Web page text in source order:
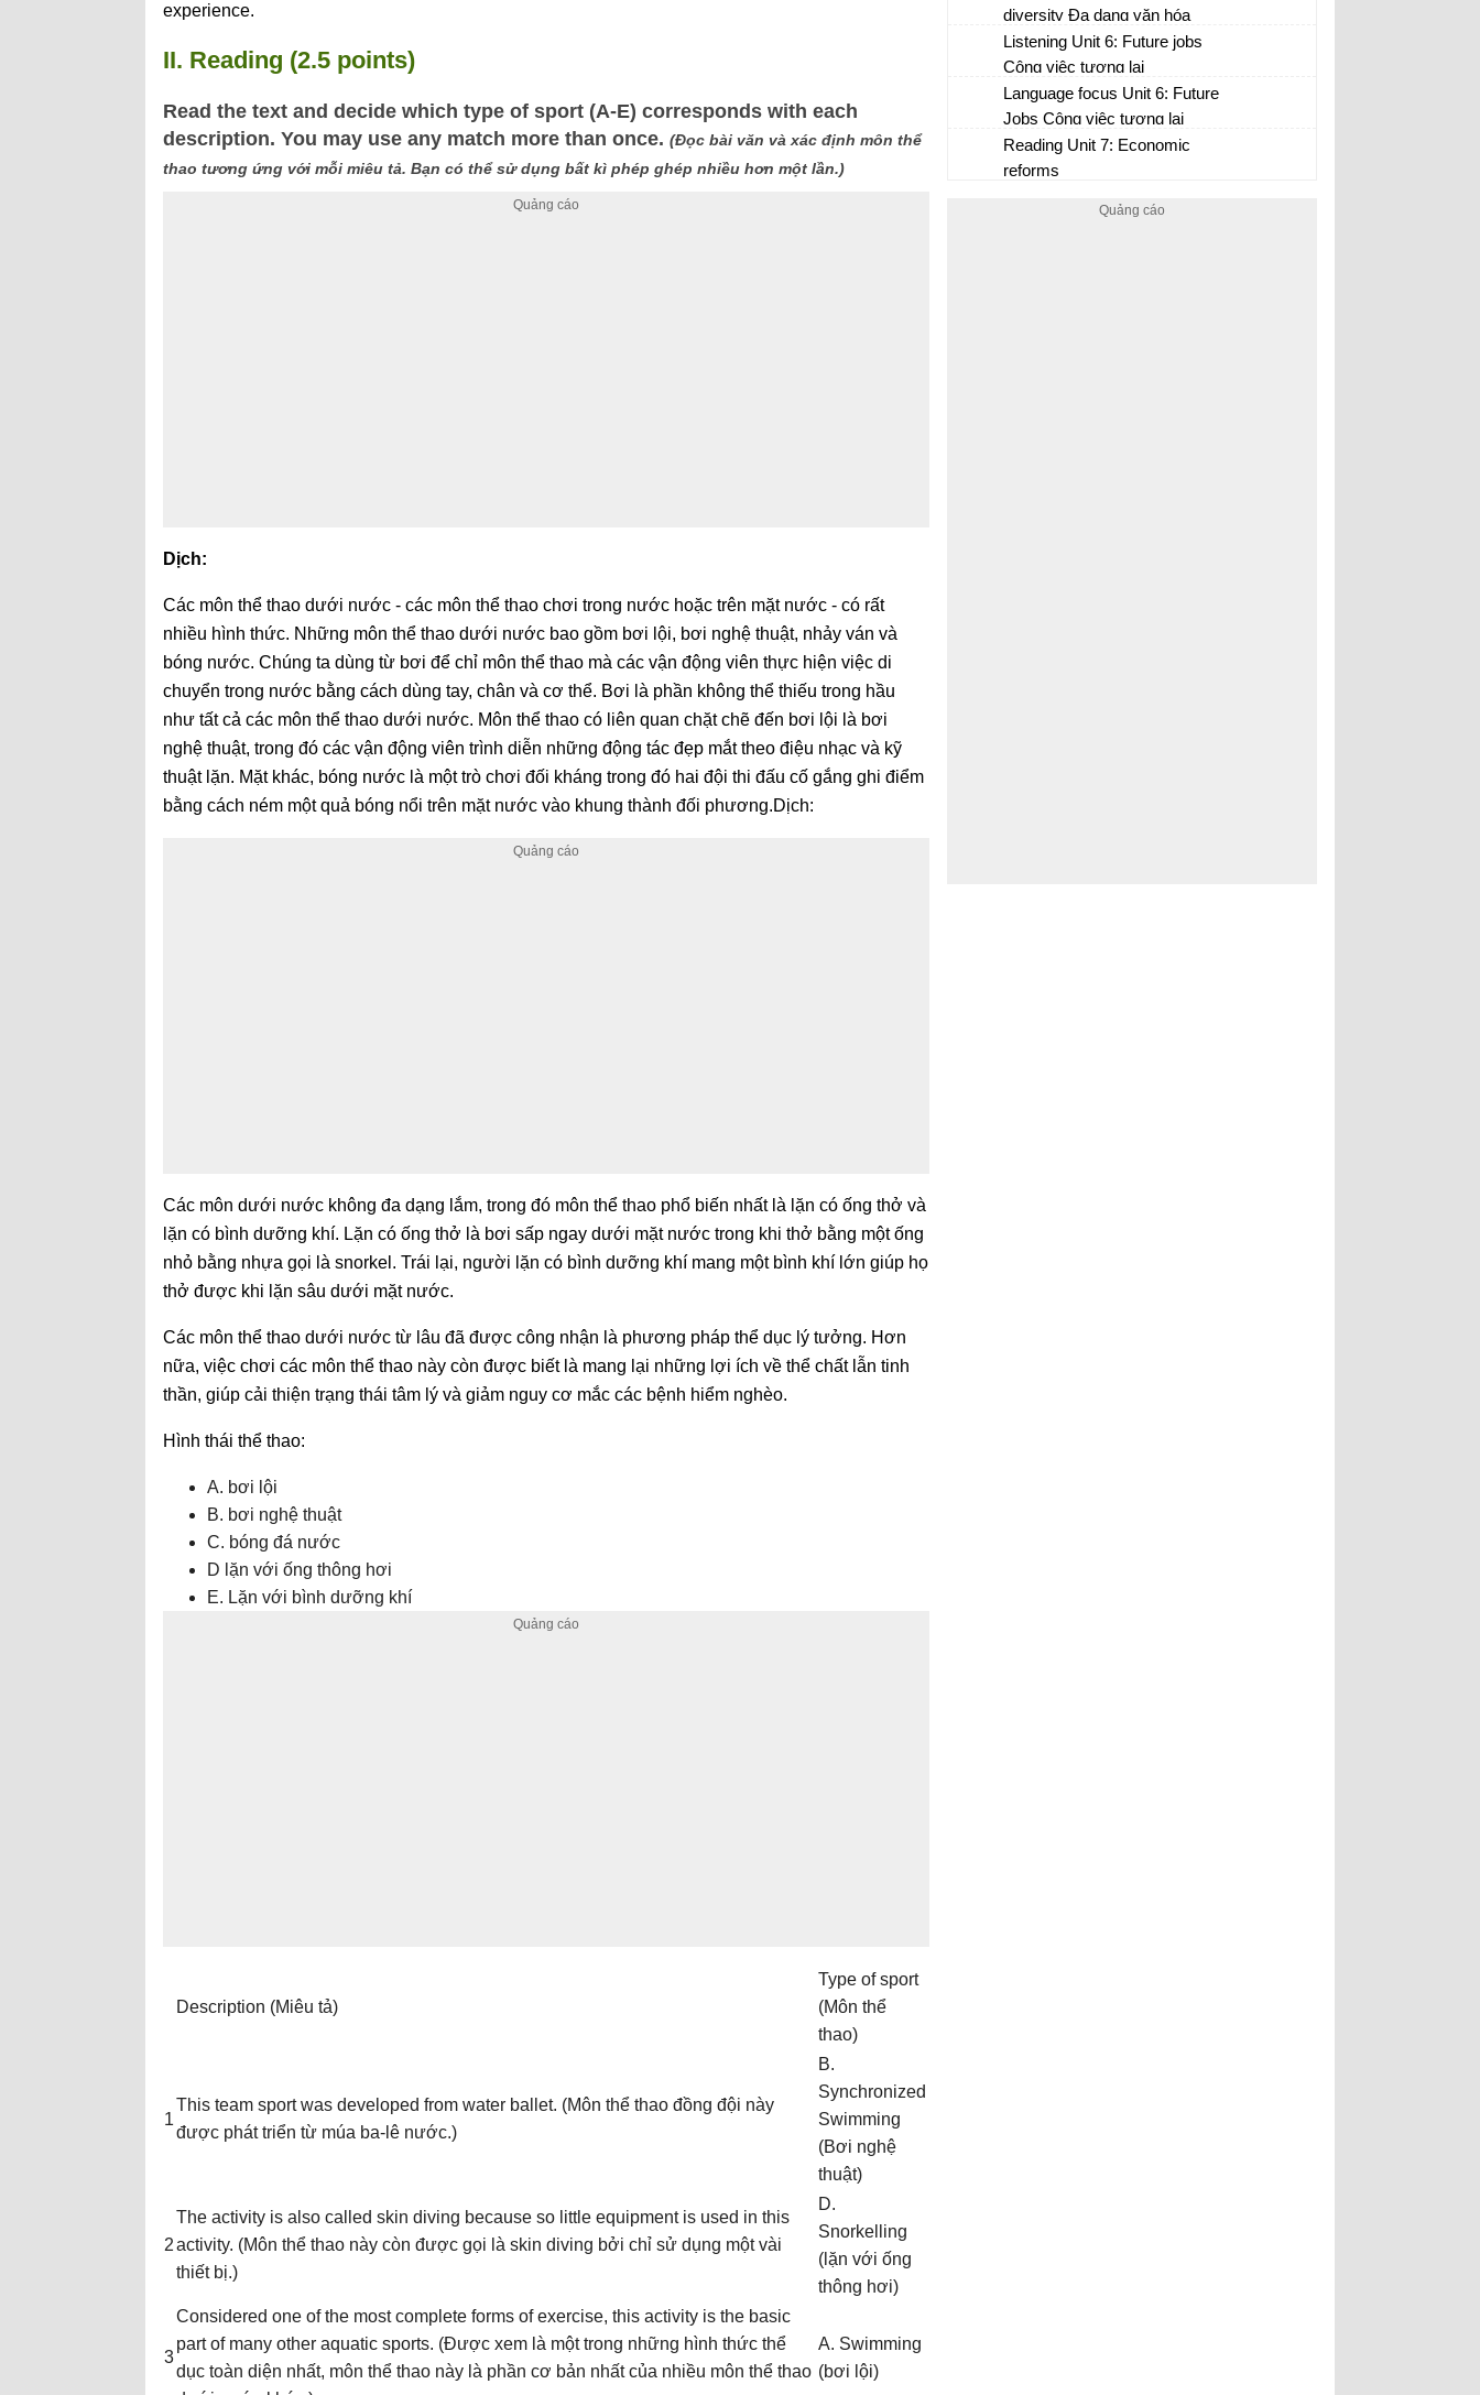
experience.
II. Reading (2.5 points)
Read the text and decide which type of sport (A-E) corresponds with each
description. You may use any match more than once. (Đọc bài văn và xác định môn thể
thao tương ứng với mỗi miêu tả. Bạn có thể sử dụng bất kì phép ghép nhiều hơn một lần.)
Dịch:
Các môn thể thao dưới nước - các môn thể thao chơi trong nước hoặc trên mặt nước - có rất
nhiều hình thức. Những môn thể thao dưới nước bao gồm bơi lội, bơi nghệ thuật, nhảy ván và
bóng nước. Chúng ta dùng từ bơi để chỉ môn thể thao mà các vận động viên thực hiện việc di
chuyển trong nước bằng cách dùng tay, chân và cơ thể. Bơi là phần không thể thiếu trong hầu
như tất cả các môn thể thao dưới nước. Môn thể thao có liên quan chặt chẽ đến bơi lội là bơi
nghệ thuật, trong đó các vận động viên trình diễn những động tác đẹp mắt theo điệu nhạc và kỹ
thuật lặn. Mặt khác, bóng nước là một trò chơi đối kháng trong đó hai đội thi đấu cố gắng ghi điểm
bằng cách ném một quả bóng nổi trên mặt nước vào khung thành đối phương.Dịch:
Các môn dưới nước không đa dạng lắm, trong đó môn thể thao phổ biến nhất là lặn có ống thở và
lặn có bình dưỡng khí. Lặn có ống thở là bơi sấp ngay dưới mặt nước trong khi thở bằng một ống
nhỏ bằng nhựa gọi là snorkel. Trái lại, người lặn có bình dưỡng khí mang một bình khí lớn giúp họ
thở được khi lặn sâu dưới mặt nước.
Các môn thể thao dưới nước từ lâu đã được công nhận là phương pháp thể dục lý tưởng. Hơn
nữa, việc chơi các môn thể thao này còn được biết là mang lại những lợi ích về thể chất lẫn tinh
thần, giúp cải thiện trạng thái tâm lý và giảm nguy cơ mắc các bệnh hiểm nghèo.
Hình thái thể thao:
A. bơi lội
B. bơi nghệ thuật
C. bóng đá nước
D lặn với ống thông hơi
E. Lặn với bình dưỡng khí
Description (Miêu tả)
Type of sport
(Môn thể
thao)
1
This team sport was developed from water ballet. (Môn thể thao đồng đội này
được phát triển từ múa ba-lê nước.)
B.
Synchronized
Swimming
(Bơi nghệ
thuật)
2
The activity is also called skin diving because so little equipment is used in this
activity. (Môn thể thao này còn được gọi là skin diving bởi chỉ sử dụng một vài
thiết bị.)
D.
Snorkelling
(lặn với ống
thông hơi)
3
Considered one of the most complete forms of exercise, this activity is the basic
part of many other aquatic sports. (Được xem là một trong những hình thức thể
dục toàn diện nhất, môn thể thao này là phần cơ bản nhất của nhiều môn thể thao
A. Swimming
(bơi lội)
diversity Đa dạng văn hóa
Listening Unit 6: Future jobs
Công việc tương lai
Language focus Unit 6: Future
Jobs Công việc tương lai
Reading Unit 7: Economic
reforms